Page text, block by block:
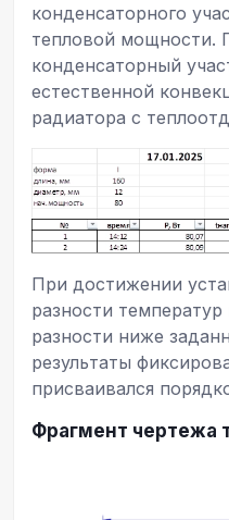
конденсаторного
тепловой мощности.
конденсаторный
естественной
радиатора с
При достижении
разности
разности ниже
результаты
присваивался
Фрагмент чертежа